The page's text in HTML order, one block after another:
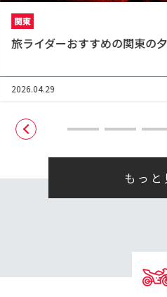
長野県
旅ライダーおすすめの信州ツ
2026.06.26
もっと